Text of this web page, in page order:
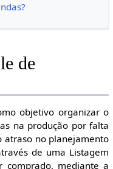
de
objetivo organizar o
na produção por falta
atraso no planejamento
de uma Listagem
comprado, mediante a